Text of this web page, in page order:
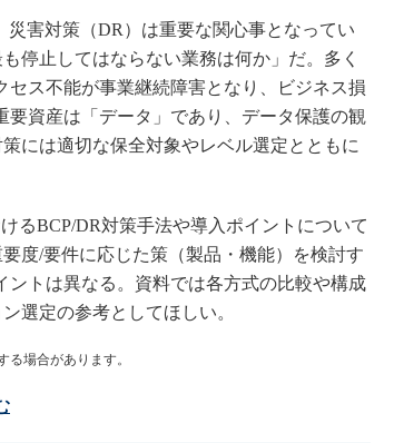
害対策（DR）は重要な関心事となってい
停止してはならない業務は何か」だ。多く
ス不能が事業継続障害となり、ビジネス損
資産は「データ」であり、データ保護の観
には適切な保全対象やレベル選定とともに
るBCP/DR対策手法や導入ポイントについて
度/要件に応じた策（製品・機能）を検討す
トは異なる。資料では各方式の比較や構成
選定の参考としてほしい。
場合があります。